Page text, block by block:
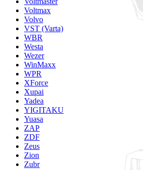
Voltmax
Volvo
VST (Varta)
WBR
Westa
Wezer
WinMaxx
WPR
XForce
Xupai
Yadea
YIGITAKU
Yuasa
ZAP
ZDF
Zeus
Zion
Zubr